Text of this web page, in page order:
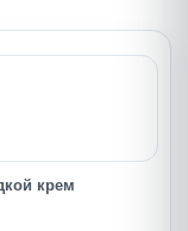
крем